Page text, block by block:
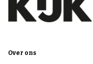
Over ons